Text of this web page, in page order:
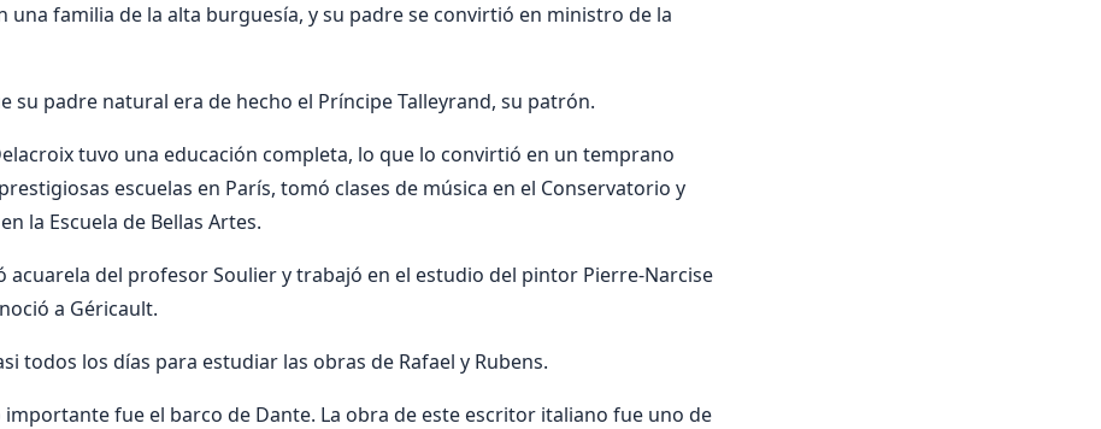
una familia de la alta burguesía, y su padre se convirtió en ministro de la
su padre natural era de hecho el Príncipe Talleyrand, su patrón.
tuvo una educación completa, lo que lo convirtió en un temprano
escuelas en París, tomó clases de música en el Conservatorio y
la Escuela de Bellas Artes.
acuarela del profesor Soulier y trabajó en el estudio del pintor Pierre-Narcise
a Géricault.
todos los días para estudiar las obras de Rafael y Rubens.
fue el barco de Dante. La obra de este escritor italiano fue uno de